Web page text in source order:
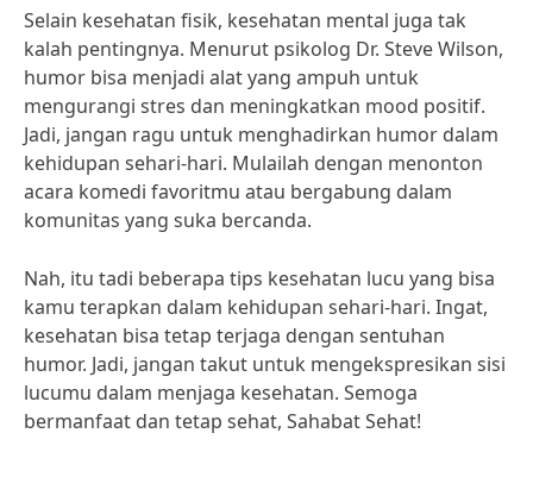
Selain kesehatan fisik, kesehatan mental juga tak
kalah pentingnya. Menurut psikolog Dr. Steve Wilson,
humor bisa menjadi alat yang ampuh untuk
mengurangi stres dan meningkatkan mood positif.
Jadi, jangan ragu untuk menghadirkan humor dalam
kehidupan sehari-hari. Mulailah dengan menonton
acara komedi favoritmu atau bergabung dalam
komunitas yang suka bercanda.
Nah, itu tadi beberapa tips kesehatan lucu yang bisa
kamu terapkan dalam kehidupan sehari-hari. Ingat,
kesehatan bisa tetap terjaga dengan sentuhan
humor. Jadi, jangan takut untuk mengekspresikan sisi
lucumu dalam menjaga kesehatan. Semoga
bermanfaat dan tetap sehat, Sahabat Sehat!